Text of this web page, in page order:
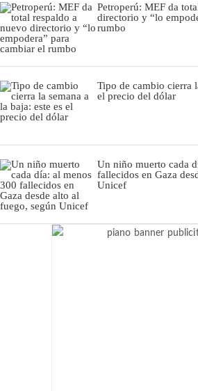
Petroperú: MEF da
directorio y “lo
rumbo
Tipo de cambio cierra
el precio del dólar
Un niño muerto cada
fallecidos en Gaza
Unicef